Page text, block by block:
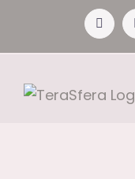
zawartości